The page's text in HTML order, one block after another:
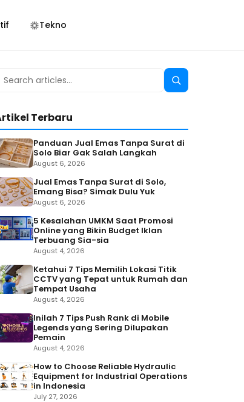
Tekno
Search
Search
Terbaru
Panduan Jual Emas Tanpa Surat di
Solo Biar Gak Salah Langkah
August 6, 2026
Jual Emas Tanpa Surat di Solo,
Emang Bisa? Simak Dulu Yuk
August 6, 2026
5 Kesalahan UMKM Saat Promosi
Online yang Bikin Budget Iklan
Terbuang Sia-sia
August 4, 2026
Ketahui 7 Tips Memilih Lokasi Titik
CCTV yang Tepat untuk Rumah dan
Tempat Usaha
August 4, 2026
Inilah 7 Tips Push Rank di Mobile
Legends yang Sering Dilupakan
Pemain
August 4, 2026
How to Choose Reliable Hydraulic
Equipment for Industrial Operations
in Indonesia
July 27, 2026